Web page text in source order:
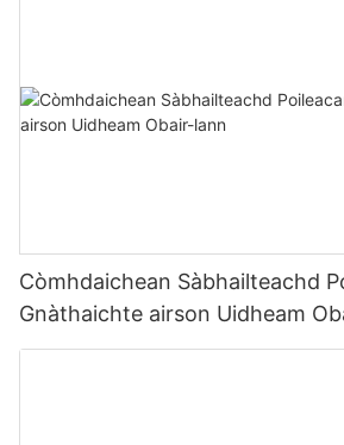
Còmhdaichean Sàbhailteachd
Gnàthaichte airson Uidheam